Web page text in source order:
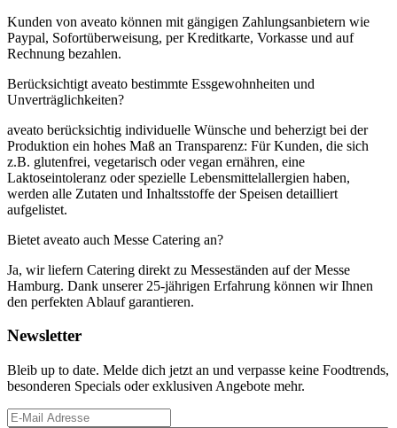
Kunden von aveato können mit gängigen Zahlungsanbietern wie
Paypal, Sofortüberweisung, per Kreditkarte, Vorkasse und auf
Rechnung bezahlen.
Berücksichtigt aveato bestimmte Essgewohnheiten und
Unverträglichkeiten?
aveato berücksichtig individuelle Wünsche und beherzigt bei der
Produktion ein hohes Maß an Transparenz: Für Kunden, die sich
z.B. glutenfrei, vegetarisch oder vegan ernähren, eine
Laktoseintoleranz oder spezielle Lebensmittelallergien haben,
werden alle Zutaten und Inhaltsstoffe der Speisen detailliert
aufgelistet.
Bietet aveato auch Messe Catering an?
Ja, wir liefern Catering direkt zu Messeständen auf der Messe
Hamburg. Dank unserer 25-jährigen Erfahrung können wir Ihnen
den perfekten Ablauf garantieren.
Newsletter
Bleib up to date. Melde dich jetzt an und verpasse keine Foodtrends,
besonderen Specials oder exklusiven Angebote mehr.